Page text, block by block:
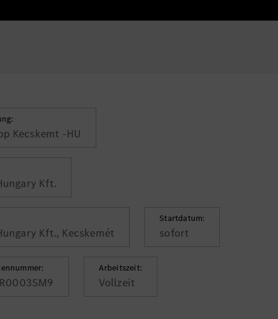
Kecskemt -HU
Kft.
Kft., Kecskemét
Startdatum:
sofort
Arbeitszeit:
Vollzeit